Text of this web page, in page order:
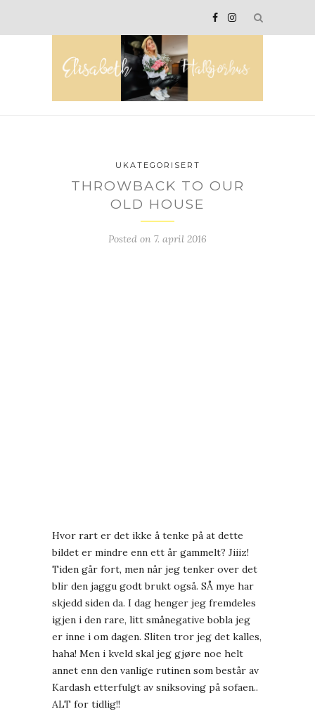
UKATEGORISERT
THROWBACK TO OUR
OLD HOUSE
Posted on 7. april 2016
Hvor rart er det ikke å tenke på at dette
bildet er mindre enn ett år gammelt? Jiiiz!
Tiden går fort, men når jeg tenker over det
blir den jaggu godt brukt også. SÅ mye har
skjedd siden da. I dag henger jeg fremdeles
igjen i den rare, litt smånegative bobla jeg
er inne i om dagen. Sliten tror jeg det kalles,
haha! Men i kveld skal jeg gjøre noe helt
annet enn den vanlige rutinen som består av
Kardash etterfulgt av sniksoving på sofaen..
ALT for tidlig!!